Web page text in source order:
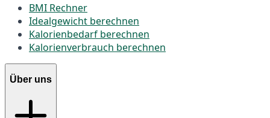
BMI Rechner
Idealgewicht berechnen
Kalorienbedarf berechnen
Kalorienverbrauch berechnen
Über uns